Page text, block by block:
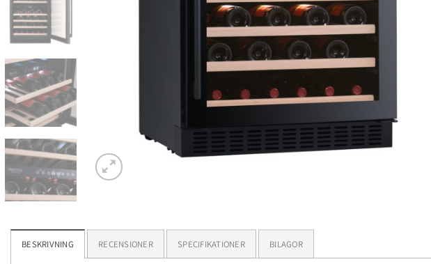
BESKRIVNING RECENSIONER SPECIFIKATIONER BILAGOR